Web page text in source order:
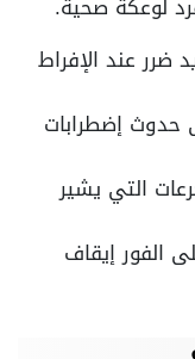
ضرر عند الإفراط
حدوث إضطرابات
التي يشير
الفور إيقاف